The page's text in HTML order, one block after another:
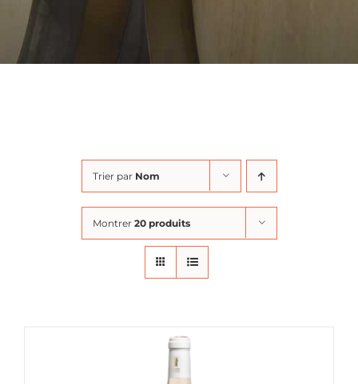
Trier par Nom
Montrer 20 produits